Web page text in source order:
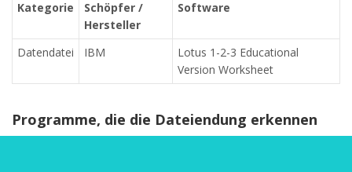
Kategorie
Schöpfer /
Hersteller
Software
Datendatei IBM
Lotus 1-2-3 Educational
Version Worksheet
Programme, die die Dateiendung erkennen